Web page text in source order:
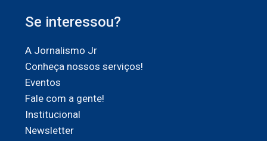
Se interessou?
A Jornalismo Jr
Conheça nossos serviços!
Eventos
Fale com a gente!
Institucional
Newsletter